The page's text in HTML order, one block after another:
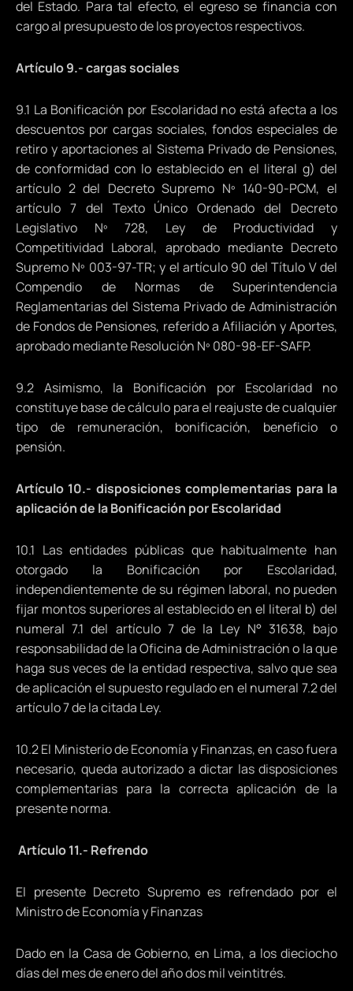
del Estado. Para tal efecto, el egreso se financia con
cargo al presupuesto de los proyectos respectivos.
Artículo 9.- cargas sociales
9.1 La Bonificación por Escolaridad no está afecta a los
descuentos por cargas sociales, fondos especiales de
retiro y aportaciones al Sistema Privado de Pensiones,
de conformidad con lo establecido en el literal g) del
artículo 2 del Decreto Supremo Nº 140-90-PCM, el
artículo 7 del Texto Único Ordenado del Decreto
Legislativo Nº 728, Ley de Productividad y
Competitividad Laboral, aprobado mediante Decreto
Supremo Nº 003-97-TR; y el artículo 90 del Título V del
Compendio de Normas de Superintendencia
Reglamentarias del Sistema Privado de Administración
de Fondos de Pensiones, referido a Afiliación y Aportes,
aprobado mediante Resolución Nº 080-98-EF-SAFP.
9.2 Asimismo, la Bonificación por Escolaridad no
constituye base de cálculo para el reajuste de cualquier
tipo de remuneración, bonificación, beneficio o
pensión.
Artículo 10.- disposiciones complementarias para la
aplicación de la Bonificación por Escolaridad
10.1 Las entidades públicas que habitualmente han
otorgado la Bonificación por Escolaridad,
independientemente de su régimen laboral, no pueden
fijar montos superiores al establecido en el literal b) del
numeral 7.1 del artículo 7 de la Ley N° 31638, bajo
responsabilidad de la Oficina de Administración o la que
haga sus veces de la entidad respectiva, salvo que sea
de aplicación el supuesto regulado en el numeral 7.2 del
artículo 7 de la citada Ley.
10.2 El Ministerio de Economía y Finanzas, en caso fuera
necesario, queda autorizado a dictar las disposiciones
complementarias para la correcta aplicación de la
presente norma.
Artículo 11.- Refrendo
El presente Decreto Supremo es refrendado por el
Ministro de Economía y Finanzas
Dado en la Casa de Gobierno, en Lima, a los dieciocho
días del mes de enero del año dos mil veintitrés.